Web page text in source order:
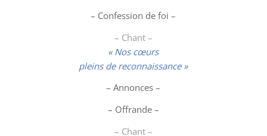
– Confession de foi –
– Chant –
« Nos cœurs
pleins de reconnaissance »
– Annonces –
– Offrande –
– Chant –